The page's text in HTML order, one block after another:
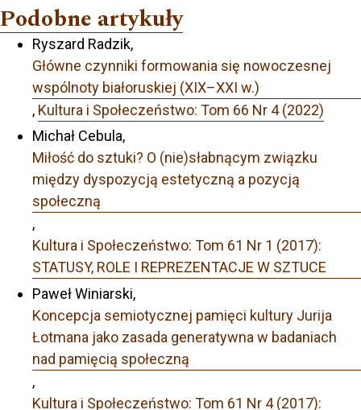
Podobne artykuły
Ryszard Radzik,
Główne czynniki formowania się nowoczesnej
wspólnoty białoruskiej (XIX–XXI w.)
, Kultura i Społeczeństwo: Tom 66 Nr 4 (2022)
Michał Cebula,
Miłość do sztuki? O (nie)słabnącym związku
między dyspozycją estetyczną a pozycją
społeczną
,
Kultura i Społeczeństwo: Tom 61 Nr 1 (2017):
STATUSY, ROLE I REPREZENTACJE W SZTUCE
Paweł Winiarski,
Koncepcja semiotycznej pamięci kultury Jurija
Łotmana jako zasada generatywna w badaniach
nad pamięcią społeczną
,
Kultura i Społeczeństwo: Tom 61 Nr 4 (2017):